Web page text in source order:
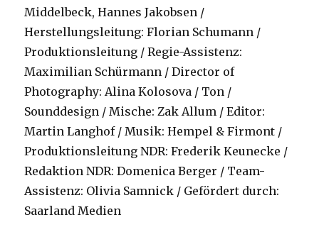
Middelbeck, Hannes Jakobsen /
Herstellungsleitung: Florian Schumann /
Produktionsleitung / Regie-Assistenz:
Maximilian Schürmann / Director of
Photography: Alina Kolosova / Ton /
Sounddesign / Mische: Zak Allum / Editor:
Martin Langhof / Musik: Hempel & Firmont /
Produktionsleitung NDR: Frederik Keunecke /
Redaktion NDR: Domenica Berger / Team-
Assistenz: Olivia Samnick / Gefördert durch:
Saarland Medien